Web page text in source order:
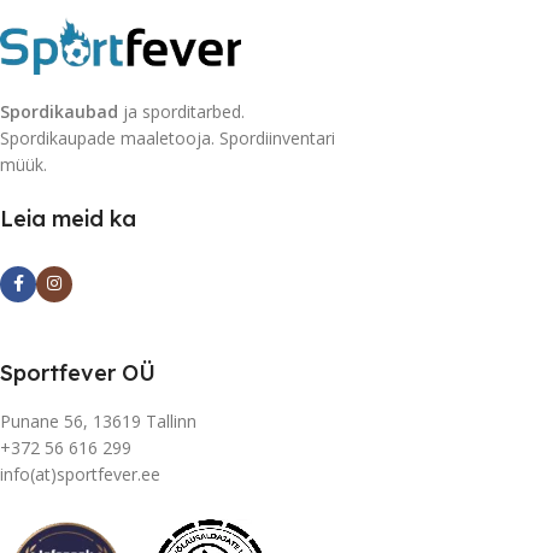
Spordikaubad ja sporditarbed.
Spordikaupade maaletooja. Spordiinventari
müük.
Leia meid ka
Sportfever OÜ
Punane 56, 13619 Tallinn
+372 56 616 299
info(at)sportfever.ee